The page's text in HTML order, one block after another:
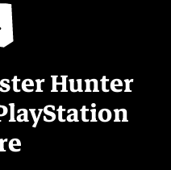
Hunter